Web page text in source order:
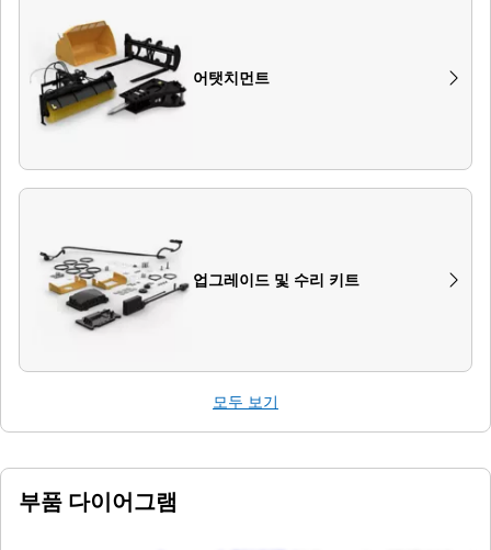
어탯치먼트
업그레이드 및 수리 키트
모두 보기
부품 다이어그램